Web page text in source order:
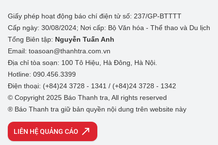
Giấy phép hoạt động báo chí điện tử số: 237/GP-BTTTT
Cấp ngày: 30/08/2024; Nơi cấp: Bộ Văn hóa - Thể thao và Du lịch
Tổng Biên tập: Nguyễn Tuấn Anh
Email: toasoan@thanhtra.com.vn
Địa chỉ tòa soạn: 100 Tô Hiệu, Hà Đông, Hà Nội.
Hotline: 090.456.3399
Điện thoại: (+84)24 3728 - 1341 / (+84)24 3728 - 1342
© Copyright 2025 Báo Thanh tra, All rights reserved
® Báo Thanh tra giữ bản quyền nội dung trên website này
LIÊN HỆ QUẢNG CÁO